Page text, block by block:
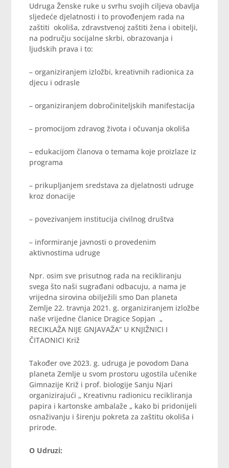
Udruga Ženske ruke u svrhu svojih ciljeva obavlja
sljedeće djelatnosti i to provođenjem rada na
zaštiti okoliša, zdravstvenoj zaštiti žena i obitelji,
na području socijalne skrbi, obrazovanja i
ljudskih prava i to:
– organiziranjem izložbi, kreativnih radionica za
djecu i odrasle
– organiziranjem dobročiniteljskih manifestacija
– promocijom zdravog života i očuvanja okoliša
– edukacijom članova o temama koje proizlaze iz
programa
– prikupljanjem sredstava za djelatnosti udruge
kroz donacije
– povezivanjem institucija civilnog društva
– informiranje javnosti o provedenim
aktivnostima udruge
Npr. osim sve prisutnog rada na recikliranju
svega što naši sugrađani odbacuju, a nama je
vrijedna sirovina obilježili smo Dan planeta
Zemlje 22. travnja 2021. g. organiziranjem izložbe
naše vrijedne članice Dragice Sopjan „
RECIKLAŽA NIJE GNJAVAŽA“ U KNJIŽNICI I
ČITAONICI Križ
Također ove 2023. g. udruga je povodom Dana
planeta Zemlje u svom prostoru ugostila učenike
Gimnazije Križ i prof. biologije Sanju Njari
organizirajući „ Kreativnu radionicu recikliranja
papira i kartonske ambalaže „ kako bi pridonijeli
osnaživanju i širenju pokreta za zaštitu okoliša i
prirode.
O Udruzi: